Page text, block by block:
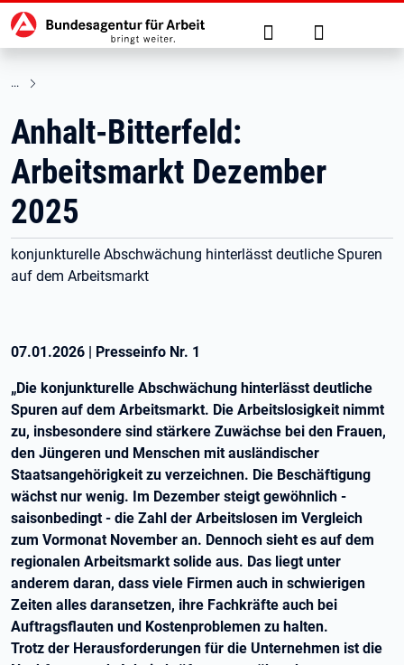
zu den Hauptinhalten springen
Hauptnavigation Suche Anmelden
Anhalt-Bitterfeld:
Arbeitsmarkt Dezember
2025
konjunkturelle Abschwächung hinterlässt deutliche Spuren
auf dem Arbeitsmarkt
07.01.2026 | Presseinfo Nr. 1
„Die konjunkturelle Abschwächung hinterlässt deutliche
Spuren auf dem Arbeitsmarkt. Die Arbeitslosigkeit nimmt
zu, insbesondere sind stärkere Zuwächse bei den Frauen,
den Jüngeren und Menschen mit ausländischer
Staatsangehörigkeit zu verzeichnen. Die Beschäftigung
wächst nur wenig. Im Dezember steigt gewöhnlich -
saisonbedingt - die Zahl der Arbeitslosen im Vergleich
zum Vormonat November an. Dennoch sieht es auf dem
regionalen Arbeitsmarkt solide aus. Das liegt unter
anderem daran, dass viele Firmen auch in schwierigen
Zeiten alles daransetzen, ihre Fachkräfte auch bei
Auftragsflauten und Kostenproblemen zu halten.
Trotz der Herausforderungen für die Unternehmen ist die